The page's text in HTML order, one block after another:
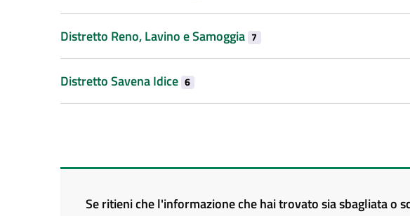
Distretto Reno, Lavino e Samoggia 7
Distretto Savena Idice 6
Se ritieni che l'informazione che hai trovato sia sbagliata o